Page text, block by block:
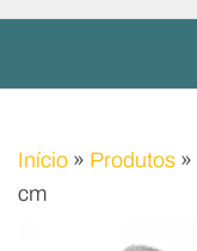
Início » Produtos »
cm